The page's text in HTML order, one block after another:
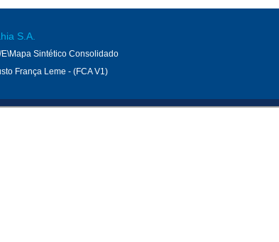
S.A.
Sintético Consolidado
França Leme - (FCA V1)